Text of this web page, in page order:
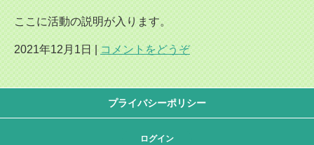
ここに活動の説明が入ります。
2021年12月1日 |コメントをどうぞ
プライバシーポリシー
ログイン